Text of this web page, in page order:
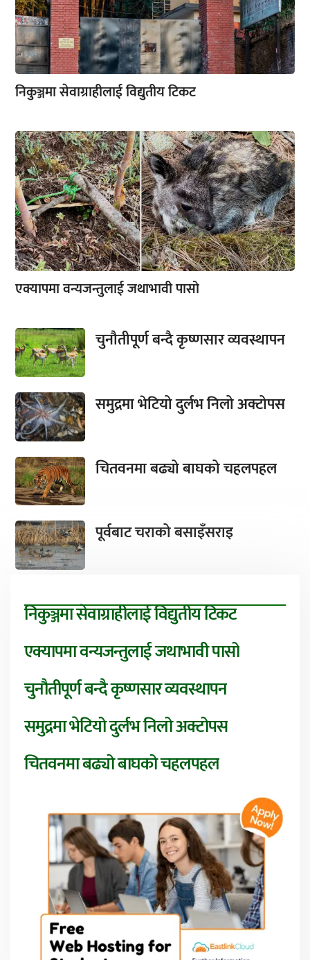
निकुञ्जमा सेवाग्राहीलाई विद्युतीय टिकट
एक्यापमा वन्यजन्तुलाई जथाभावी पासो
चुनौतीपूर्ण बन्दै कृष्णसार व्यवस्थापन
समुद्रमा भेटियो दुर्लभ निलो अक्टोपस
चितवनमा बढ्यो बाघको चहलपहल
पूर्वबाट चराको बसाइँसराइ
निकुञ्जमा सेवाग्राहीलाई विद्युतीय टिकट
एक्यापमा वन्यजन्तुलाई जथाभावी पासो
चुनौतीपूर्ण बन्दै कृष्णसार व्यवस्थापन
समुद्रमा भेटियो दुर्लभ निलो अक्टोपस
चितवनमा बढ्यो बाघको चहलपहल